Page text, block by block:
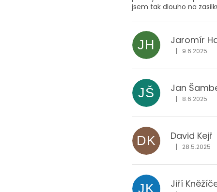
jsem tak dlouho na
JH Jaromír
Hodnocení
| 9.6.2025
JŠ Jan
Hodnocení
| 8.6.2025
DK David Kejř
Hodnocení
| 28.5.2025
JK Jiří